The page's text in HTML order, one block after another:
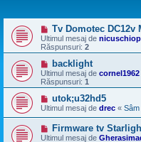
Tv Domotec DC12v
Ultimul mesaj de
Răspunsuri: 2
backlight
Ultimul mesaj de cornel1962
Răspunsuri: 1
utok;u32hd5
Ultimul mesaj de drec «
Firmware tv
Ultimul mesaj de